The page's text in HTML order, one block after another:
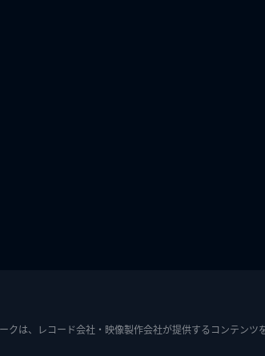
クは、レコード会社・映像製作会社が提供するコンテンツ